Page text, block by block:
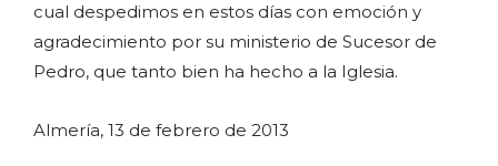
cual despedimos en estos días con emoción y
agradecimiento por su ministerio de Sucesor de
Pedro, que tanto bien ha hecho a la Iglesia.
Almería, 13 de febrero de 2013